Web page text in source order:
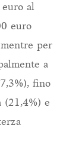
al
euro
per
a
fino
(21,4%) e